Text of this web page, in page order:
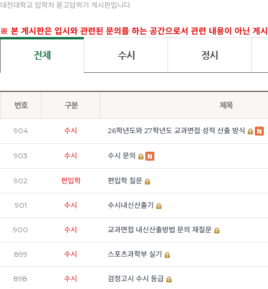
대전대학교 입학처 묻고답하기 게시판입니다.
※ 본 게시판은 입시와 관련된 문의를 하는 공간으로서 관련 내용이 아닌 게
번호 구분 제목
904 수시 26학년도와 27학년도 교과면접 성적 산출 방식
903 수시 수시 문의
902 편입학 편입학 질문
901 수시 수시내신산출기
900 수시 교과면접 내신산출방법 문의 재질문
899 수시 스포츠과학부 실기
898 수시 검정고시 수시 등급